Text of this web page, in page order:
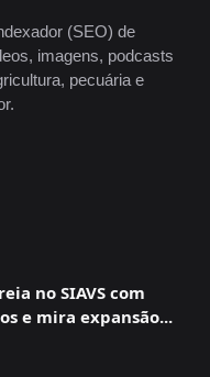
(SEO) de
imagens, podcasts
pecuária e
no SIAVS com
e mira expansão...